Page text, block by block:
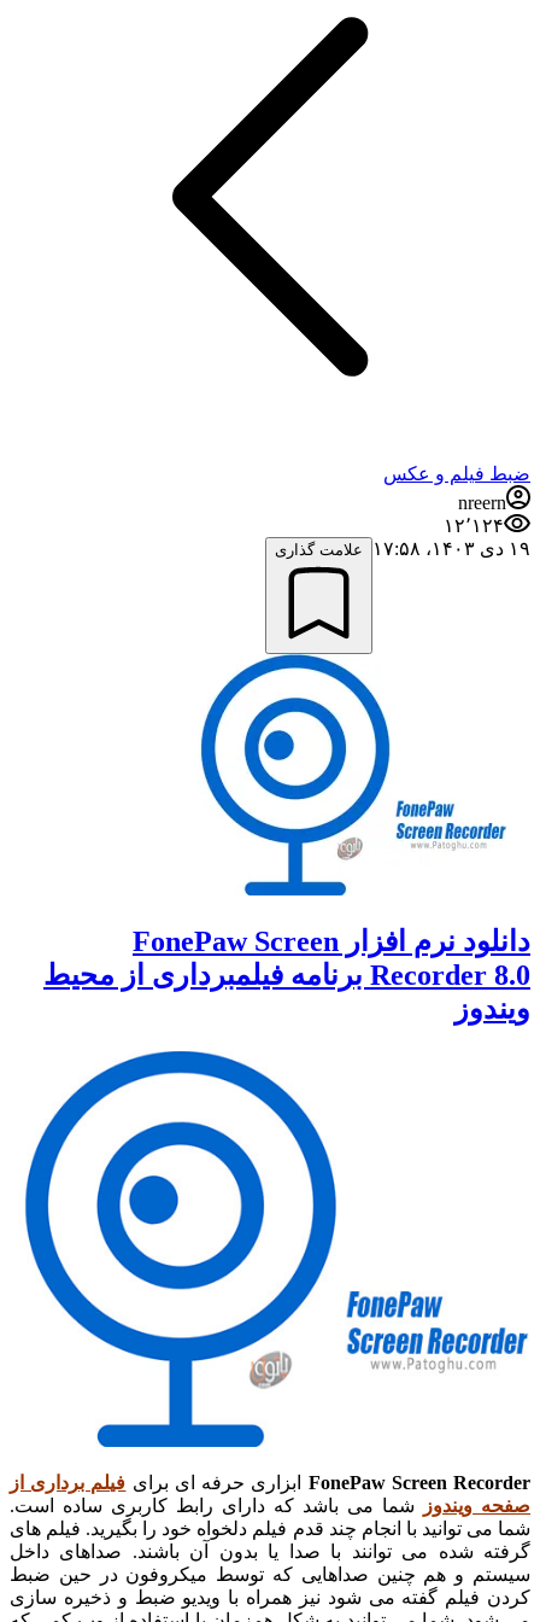
ضبط فيلم و عكس
nreern
۱۲٬۱۲۴
۱۹ دی ۱۴۰۳،‏ ۱۷:۵۸
علامت گذاری
دانلود نرم افزار FonePaw Screen
Recorder 8.0 برنامه فیلمبرداری از محیط
ویندوز
FonePaw Screen Recorder ابزاری حرفه ای برای فیلم برداری از
صفحه ویندوز
شما می باشد که دارای رابط کاربری ساده است.
شما می توانید با انجام چند قدم فیلم دلخواه خود را بگیرید. فیلم های
گرفته شده می توانند با صدا یا بدون آن باشند. صداهای داخل
سیستم و هم چنین صداهایی که توسط میکروفون در حین ضبط
کردن فیلم گفته می شود نیز همراه با ویدیو ضبط و ذخیره سازی